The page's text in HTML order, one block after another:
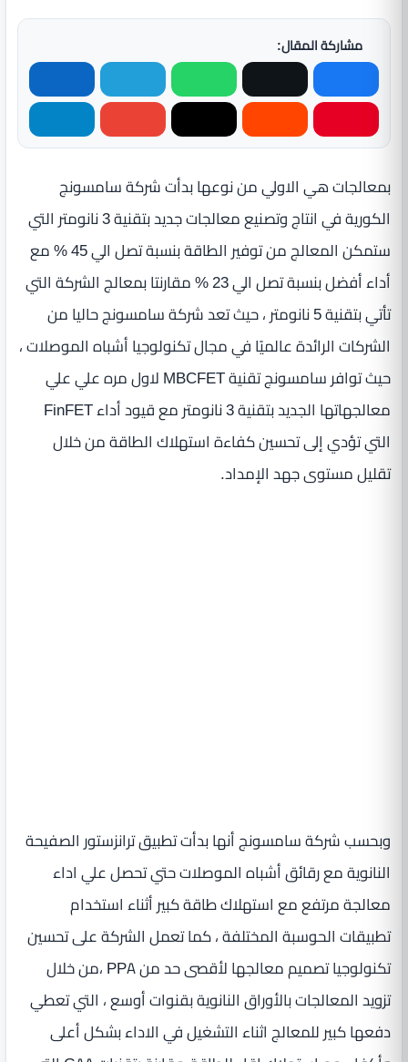
مشاركة المقال:
بمعالجات هي الاولي من نوعها بدأت شركة سامسونج
الكورية في انتاج وتصنيع معالجات جديد بتقنية 3 نانومتر التي
ستمكن المعالج من توفير الطاقة بنسبة تصل الي 45 % مع
أداء أفضل بنسبة تصل الي 23 % مقارنتا بمعالج الشركة التي
تأتي بتقنية 5 نانومتر ، حيث تعد شركة سامسونج حاليا من
الشركات الرائدة عالميًا في مجال تكنولوجيا أشباه الموصلات ،
حيث توافر سامسونج تقنية MBCFET لاول مره علي علي
معالجهاتها الجديد بتقنية 3 نانومتر مع قيود أداء FinFET
التي تؤدي إلى تحسين كفاءة استهلاك الطاقة من خلال
تقليل مستوى جهد الإمداد.
وبحسب شركة سامسونج أنها بدأت تطبيق ترانزستور الصفيحة
النانوية مع رقائق أشباه الموصلات حتي تحصل علي اداء
معالجة مرتفع مع استهلاك طاقة كبير أثناء استخدام
تطبيقات الحوسبة المختلفة ، كما تعمل الشركة على تحسين
تكنولوجيا تصميم معالجها لأقصى حد من PPA ،من خلال
تزويد المعالجات بالأوراق النانوية بقنوات أوسع ، التي تعطي
دفعها كبير للمعالج اثناء التشغيل في الاداء بشكل أعلى